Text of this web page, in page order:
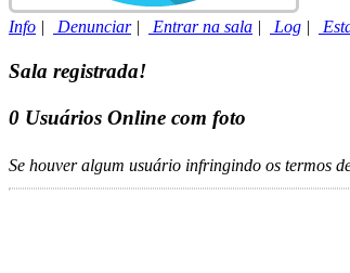
Info | Denunciar| Entrar na sala | Log |
Sala registrada!
0 Usuários Online com foto
Se houver algum usuário infringindo os termos